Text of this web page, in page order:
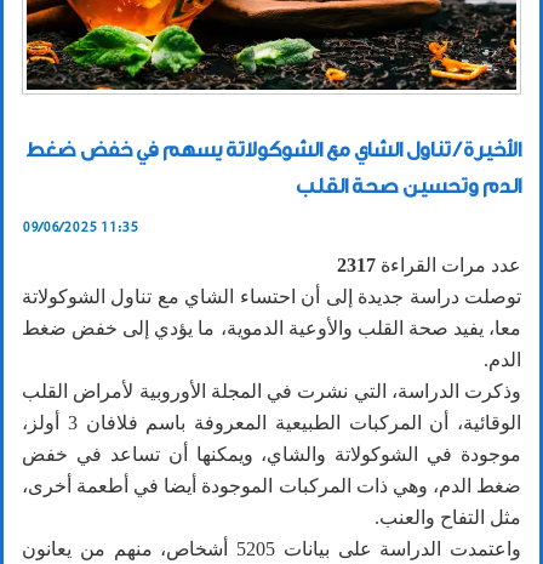
الأخيرة / تناول الشاي مع الشوكولاتة يسهم في خفض ضغط
الدم وتحسين صحة القلب
09/06/2025 11:35
عدد مرات القراءة 2317
توصلت دراسة جديدة إلى أن احتساء الشاي مع تناول الشوكولاتة
معا، يفيد صحة القلب والأوعية الدموية، ما يؤدي إلى خفض ضغط
الدم.
وذكرت الدراسة، التي نشرت في المجلة الأوروبية لأمراض القلب
الوقائية، أن المركبات الطبيعية المعروفة باسم فلافان 3 أولز،
موجودة في الشوكولاتة والشاي، ويمكنها أن تساعد في خفض
ضغط الدم، وهي ذات المركبات الموجودة أيضا في أطعمة أخرى،
مثل التفاح والعنب.
واعتمدت الدراسة على بيانات 5205 أشخاص، منهم من يعانون